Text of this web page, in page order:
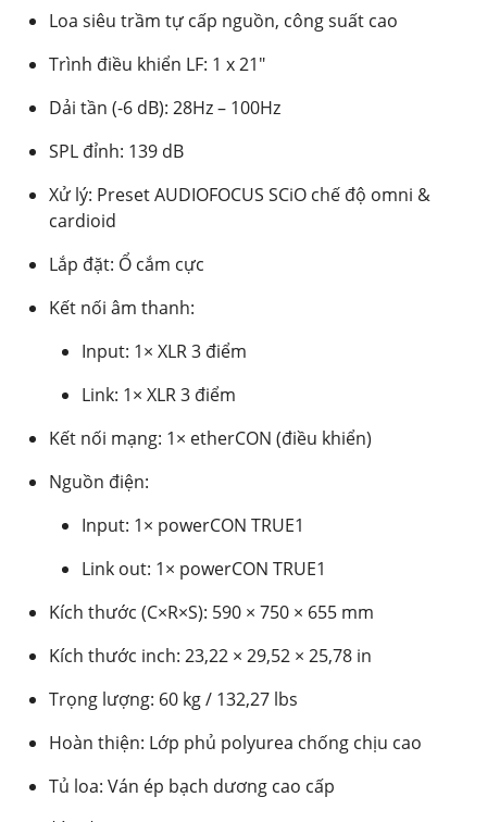
Loa siêu trầm tự cấp nguồn, công suất cao
Trình điều khiển LF: 1 x 21″
Dải tần (-6 dB): 28Hz – 100Hz
SPL đỉnh: 139 dB
Xử lý: Preset AUDIOFOCUS SCiO chế độ omni &
cardioid
Lắp đặt: Ổ cắm cực
Kết nối âm thanh:
Input: 1× XLR 3 điểm
Link: 1× XLR 3 điểm
Kết nối mạng: 1× etherCON (điều khiển)
Nguồn điện:
Input: 1× powerCON TRUE1
Link out: 1× powerCON TRUE1
Kích thước (C×R×S): 590 × 750 × 655 mm
Kích thước inch: 23,22 × 29,52 × 25,78 in
Trọng lượng: 60 kg / 132,27 lbs
Hoàn thiện: Lớp phủ polyurea chống chịu cao
Tủ loa: Ván ép bạch dương cao cấp